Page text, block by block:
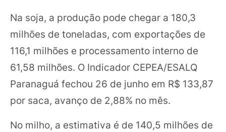
Na soja, a produção pode chegar a 180,3
milhões de toneladas, com exportações de
116,1 milhões e processamento interno de
61,58 milhões. O Indicador CEPEA/ESALQ
Paranaguá fechou 26 de junho em R$ 133,87
por saca, avanço de 2,88% no mês.
No milho, a estimativa é de 140,5 milhões de